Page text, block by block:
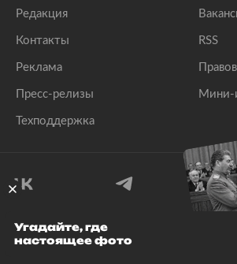
Редакция
Контакты
Реклама
Пресс-релизы
Техподдержка
RSS
Мини-
© 1999–2026 Все права
Угадайте, где
настоящее фото